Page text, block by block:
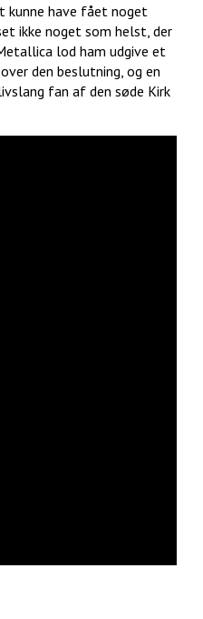
kunne have fået noget
ikke noget som helst, der
lod ham udgive et
den beslutning, og en
fan af den søde Kirk